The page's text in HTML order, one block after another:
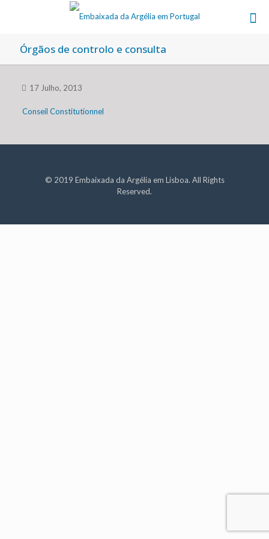
Órgãos de controlo e consulta
17 Julho, 2013
Conseil Constitutionnel
© 2019 Embaixada da Argélia em Lisboa. All Rights
Reserved.